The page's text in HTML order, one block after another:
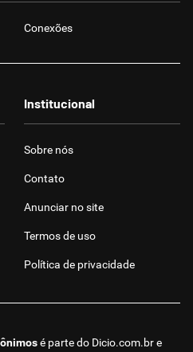
Conexões
é parte do Dicio.com.bre
Institucional
Sobre nós
Contato
Anunciar no site
Termos de uso
Política de privacidade